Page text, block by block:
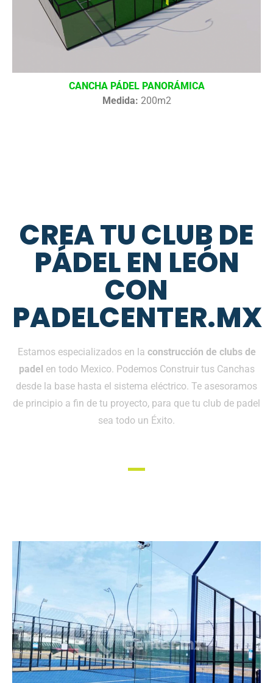
CANCHA PÁDEL PANORÁMICA
Medida: 200m2
CREA TU CLUB DE
PÁDEL EN LEÓN
CON
PADELCENTER.MX
Estamos especializados en la construcción de clubs de
padel en todo Mexico. Podemos Construir tus Canchas
desde la base hasta el sistema eléctrico. Te asesoramos
de principio a fin de tu proyecto, para que tu club de padel
sea todo un Éxito.